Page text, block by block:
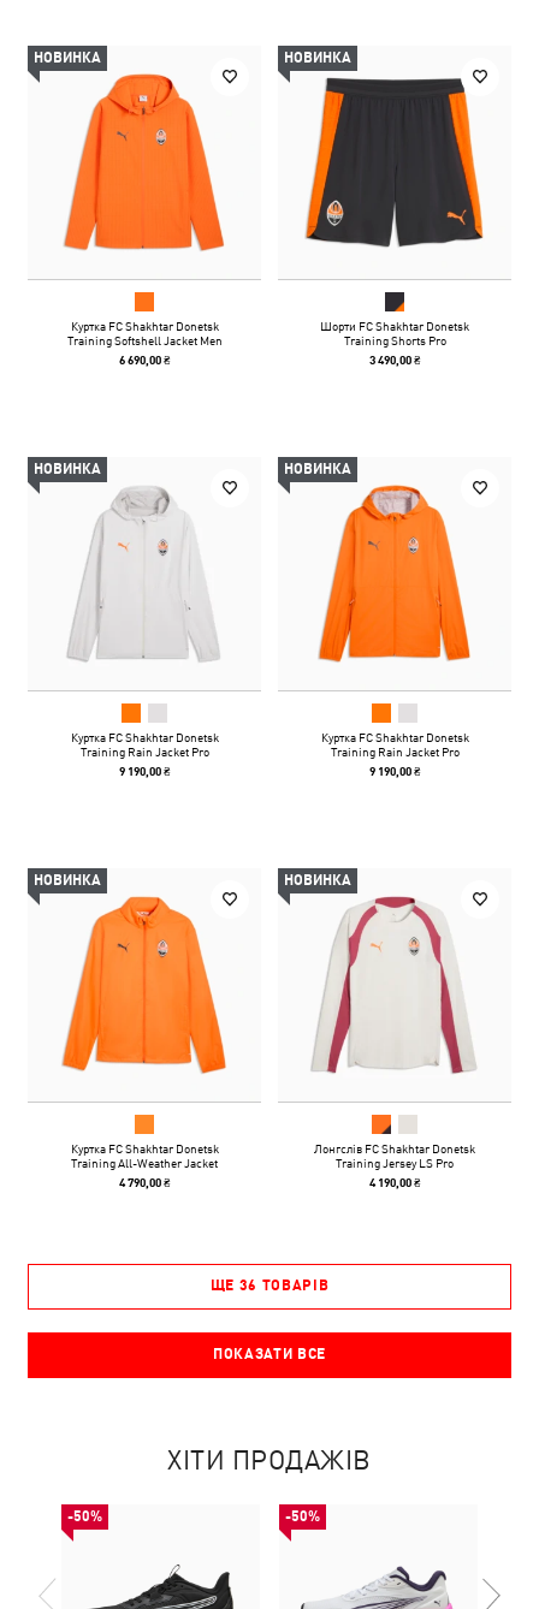
НОВИНКА
Куртка FC Shakhtar Donetsk
Training Softshell Jacket Men
6 690,00 ₴
НОВИНКА
Шорти FC Shakhtar Donetsk
Training Shorts Pro
3 490,00 ₴
НОВИНКА
Куртка FC Shakhtar Donetsk
Training Rain Jacket Pro
9 190,00 ₴
НОВИНКА
Куртка FC Shakhtar Donetsk
Training Rain Jacket Pro
9 190,00 ₴
НОВИНКА
Куртка FC Shakhtar Donetsk
Training All-Weather Jacket
4 790,00 ₴
НОВИНКА
Лонгслів FC Shakhtar Donetsk
Training Jersey LS Pro
4 190,00 ₴
ЩЕ 36 ТОВАРІВ
ПОКАЗАТИ ВСЕ
ХІТИ ПРОДАЖІВ
-50% -50%